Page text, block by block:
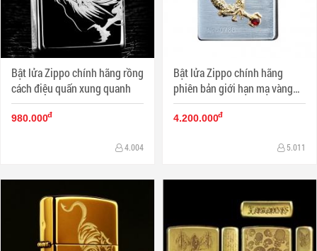
Bật lửa Zippo chính hãng rồng
cách điệu quấn xung quanh
980.000đ
4.004
Bật lửa Zippo chính hãng
phiên bản giới hạn mạ vàng
Dragon giữ ngọc
4.200.000đ
5.011